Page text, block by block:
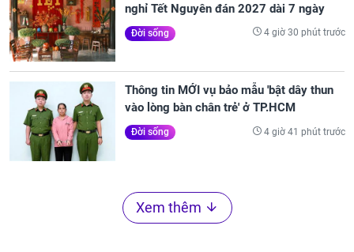
nghỉ Tết Nguyên đán 2027 dài 7 ngày
Đời sống 4 giờ 30 phút trước
Thông tin MỚI vụ bảo mẫu 'bật dây thun
vào lòng bàn chân trẻ' ở TP.HCM
Đời sống 4 giờ 41 phút trước
Xem thêm